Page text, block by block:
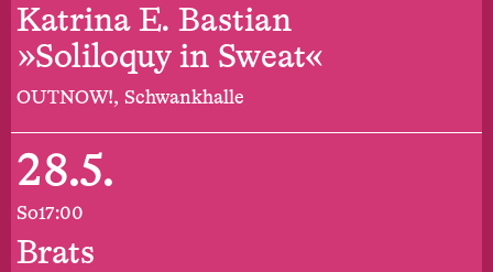
Katrina E. Bastian
»Soliloquy in Sweat«
OUTNOW!, Schwankhalle
28.5.
So17:00
Brats